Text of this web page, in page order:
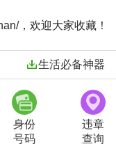
，欢迎大家收藏！
生活必备神器
身份
号码
违章
查询